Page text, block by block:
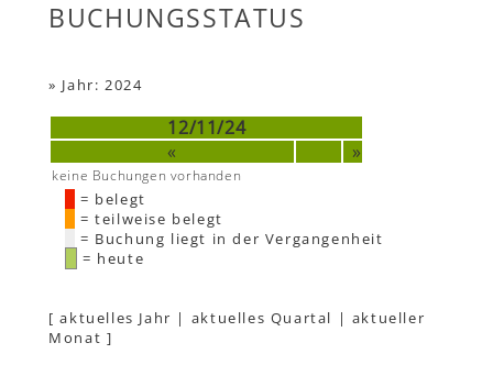
BUCHUNGSSTATUS
» Jahr: 2024
12/11/24
«
»
keine Buchungen vorhanden
= belegt
= teilweise belegt
= Buchung liegt in der Vergangenheit
= heute
[aktuelles Jahr | aktuelles Quartal | aktueller
Monat ]